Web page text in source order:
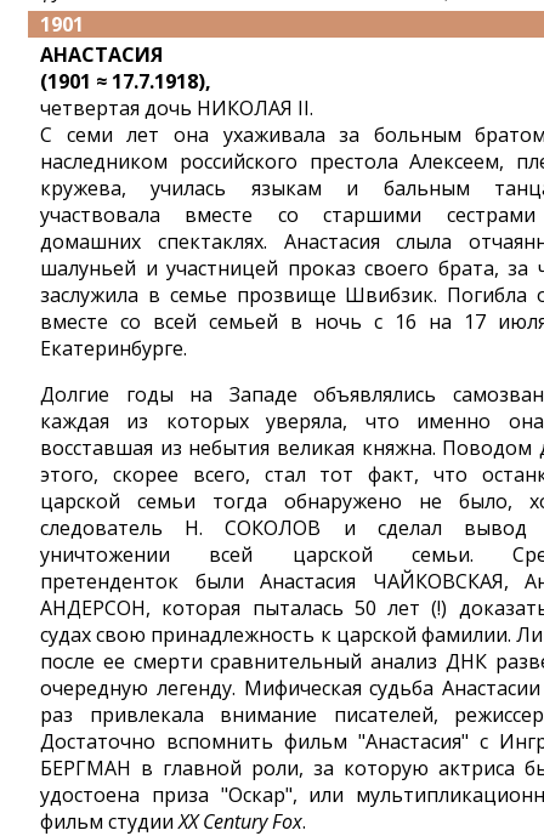
1901
АНАСТАСИЯ
(1901 ≈ 17.7.1918),
четвертая дочь НИКОЛАЯ II.
С семи лет она ухаживала за больным
наследником российского престола Алексеем,
кружева, училась языкам и бальным
участвовала вместе со старшими
домашних спектаклях. Анастасия слыла
шалуньей и участницей проказ своего брата, за
заслужила в семье прозвище Швибзик. Погибла
вместе со всей семьей в ночь с 16 на 17
Екатеринбурге.
Долгие годы на Западе объявлялись
каждая из которых уверяла, что именно
восставшая из небытия великая княжна. Поводом
этого, скорее всего, стал тот факт, что
царской семьи тогда обнаружено не было,
следователь Н. СОКОЛОВ и сделал вывод
уничтожении всей царской семьи.
претенденток были Анастасия ЧАЙКОВСКАЯ,
АНДЕРСОН, которая пыталась 50 лет (!)
судах свою принадлежность к царской фамилии.
после ее смерти сравнительный анализ ДНК
очередную легенду. Мифическая судьба
раз привлекала внимание писателей,
Достаточно вспомнить фильм "Анастасия" с
БЕРГМАН в главной роли, за которую актриса
удостоена приза "Оскар", или
фильм студииXX Century Fox.